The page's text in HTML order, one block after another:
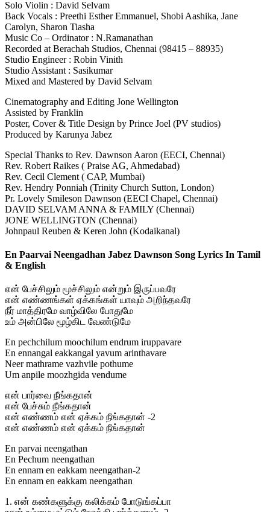
Solo Violin : David Selvam
Back Vocals : Preethi Esther Emmanuel, Shobi Aashika, Jane
Carolyn, Sharon Tiasha
Music Co – Ordinator : N.Ramanathan
Recorded at Berachah Studios, Chennai (98415 – 88935)
Studio Engineer : Robin Vinith
Studio Assistant : Sasikumar
Mixed and Mastered by David Selvam
Cinematography and Editing Jone Wellington
Assisted by Franklin
Poster, Cover & Title Design by Prince Joel (PV studios)
Produced by Karunya Jabez
Special Thanks to Rev. Dawnson Aaron (EECI, Chennai)
Rev. Robert Raikes ( Praise AG, Ahmedabad)
Rev. Cecil Clement ( CAP, Mumbai)
Rev. Hendry Ponniah (Trinity Church Sutton, London)
Pr. Lovely Smileson Dawnson (EECI Chapel, Chennai)
DAVID SELVAM ANNA & FAMILY (Chennai)
JONE WELLINGTON (Chennai)
Johnpaul Reuben & Keren John (Kodaikanal)
En Paarvai Neengadhan Jabez Dawnson Song Lyrics In Tamil
& English
என் பேச்சிலும் மூச்சிலும் என்றும் இருப்பவரே
என் எண்ணங்கள் ஏக்கங்கள் யாவும் அறிந்தவரே
நீர் மாத்திரமே வாழ்விலே போதுமே
உம் அன்பிலே மூழ்கிட வேண்டுமே
En pechchilum moochilum endrum iruppavare
En ennangal eakkangal yavum arinthavare
Neer mathrame vazhvile pothume
Um anpile moozhgida vendume
என் பார்வை நீங்கதான்
என் பேச்சும் நீங்கதான்
என் எண்ணம் என் ஏக்கம் நீங்கதான் -2
என் எண்ணம் என் ஏக்கம் நீங்கதான்
En parvai neengathan
En Pechum neengathan
En ennam en eakkam neengathan-2
En ennam en eakkam neengathan
1. என் கண்களுக்கு கலிக்கம் போடுங்கப்பா